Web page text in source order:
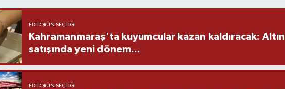
EDITÖRÜN SEÇTIĞI
Kahramanmaraş'ta kuyumcular kazan kaldıracak: Altın
satışında yeni dönem...
EDITÖRÜN SEÇTIĞI